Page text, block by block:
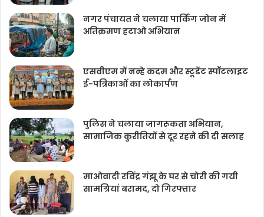
नगर पंचायत ने चलाया पार्किंग जोन में
अतिक्रमण हटाओ अभियान
एसवीएम में नन्हे कदम और स्टूडेंट स्पॉटलाइट
ई-पत्रिकाओं का लोकार्पण
पुलिस ने चलाया जागरूकता अभियान,
सामाजिक कुरीतियों से दूर रहने की दी सलाह
माओवादी रविंद्र गंझू के घर से चोरी की गयी
सामग्रियां बरामद, दो गिरफ्तार